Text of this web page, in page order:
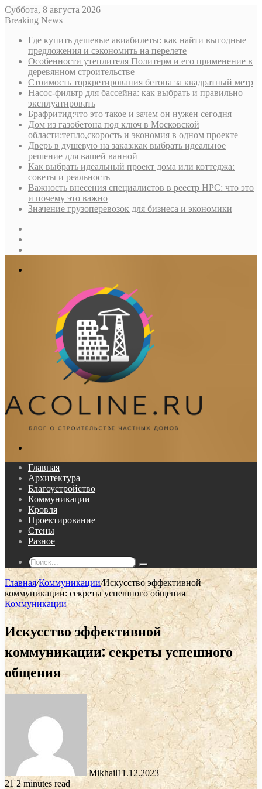
Суббота, 8 августа 2026
Breaking News
Где купить дешевые авиабилеты: как найти выгодные
предложения и сэкономить на перелете
Особенности утеплителя Политерм и его применение в
деревянном строительстве
Стоимость торкретирования бетона за квадратный метр
Насос-фильтр для бассейна: как выбрать и правильно
эксплуатировать
Брафритид:что это такое и зачем он нужен сегодня
Дом из газобетона под ключ в Московской
области:тепло,скорость и экономия в одном проекте
Дверь в душевую на заказ:как выбрать идеальное
решение для вашей ванной
Как выбрать идеальный проект дома или коттеджа:
советы и реальность
Важность внесения специалистов в реестр НРС: что это
и почему это важно
Значение грузоперевозок для бизнеса и экономики
Главная
Архитектура
Благоустройство
Коммуникации
Кровля
Проектирование
Стены
Разное
Поиск...
Главная/Коммуникации/Искусство эффективной
коммуникации: секреты успешного общения
Коммуникации
Искусство эффективной
коммуникации: секреты успешного
общения
Mikhail11.12.2023
212 minutes read